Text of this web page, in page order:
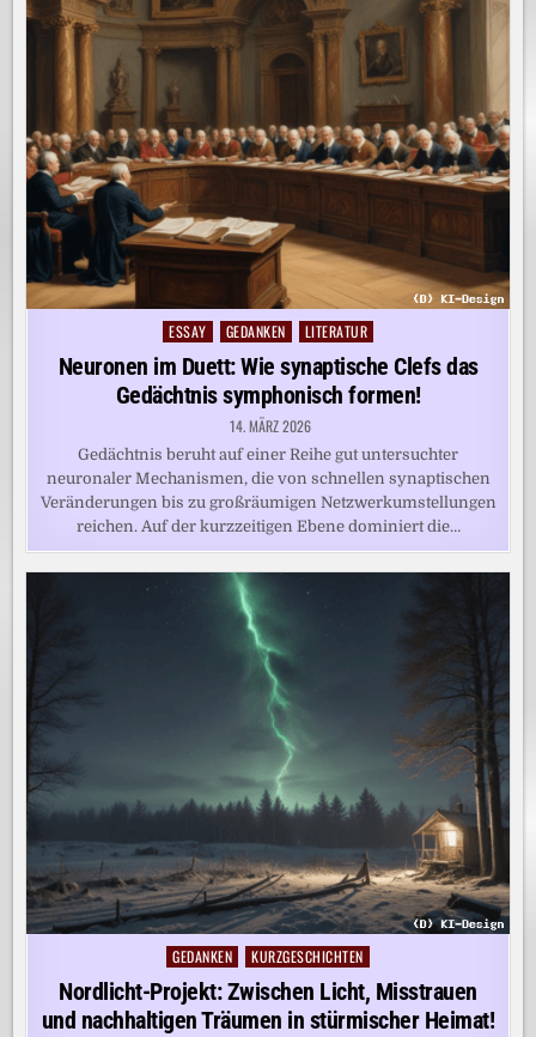
Posted
ESSAY GEDANKEN LITERATUR
Neuronen im Duett: Wie synaptische Clefs das
Gedächtnis symphonisch formen!
14. MÄRZ 2026
Gedächtnis beruht auf einer Reihe gut untersuchter
neuronaler Mechanismen, die von schnellen synaptischen
Veränderungen bis zu großräumigen Netzwerkumstellungen
reichen. Auf der kurzzeitigen Ebene dominiert die…
Posted
GEDANKEN KURZGESCHICHTEN
Nordlicht-Projekt: Zwischen Licht, Misstrauen
und nachhaltigen Träumen in stürmischer Heimat!